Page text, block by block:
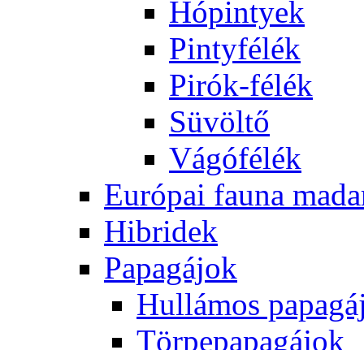
Hópintyek
Pintyfélék
Pirók-félék
Süvöltő
Vágófélék
Európai fauna
Hibridek
Papagájok
Hullámos
Törpepapagájok